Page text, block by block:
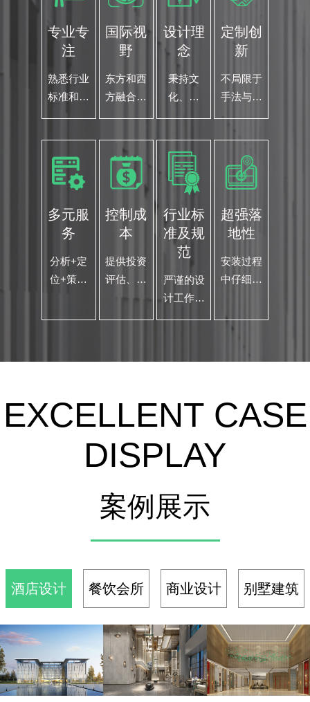
专业专
注
熟悉行业
标准和规
节能 环
保、实
性的为您
的项目保
驾护航
国际视
野
东方和西
方融合本
设计更有
价值
设计理
念
秉持文
化、独
合的设计
思想 商
业与艺术
是我们的
设计之道
定制创
新
不局限于
手法与风
文化元
素，设计
多元服
务
分析+定
位+策划
控制成
本
提供投资
评估、定
位策划、
行业标
准及规
范
严谨的设
计工作流
监控
超强落
地性
安装过程
中仔细留
查过程
中，反复
份预算，
都花的掷
EXCELLENT CASE
DISPLAY
案例展示
酒店设计 餐饮会所 商业设计 别墅建筑